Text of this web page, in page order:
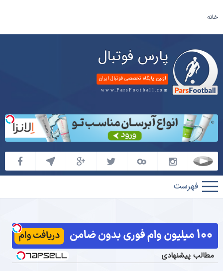
خانه
پارس فوتبال
اولین پایگاه تخصصی فوتبال ایران
www.ParsFootball.com
پارس
فوتبال
مطالب پیشنهادی